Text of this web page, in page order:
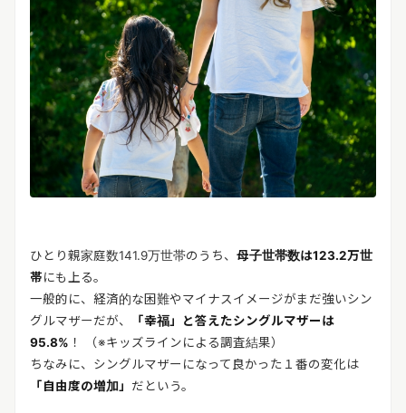
ひとり親家庭数141.9万世帯のうち、 母子世帯数は123.2万世
帯にも上る。
一般的に、経済的な困難やマイナスイメージがまだ強いシン
グルマザーだが、
「幸福」と答えたシングルマザーは
95.8% ！ （※キッズラインによる調査結果）
ちなみに、シングルマザーになって良かった１番の変化は
「自由度の増加」 だという。